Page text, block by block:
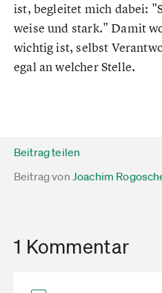
ist, begleitet mich dabei:
weise und stark." Damit
wichtig ist, selbst
egal an welcher Stelle.
Beitrag teilen
Beitrag von Joachim
1 Kommentar